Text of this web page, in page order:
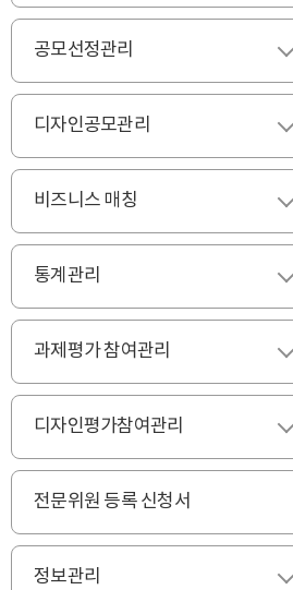
공모선정관리
디자인공모관리
비즈니스 매칭
통계관리
과제평가 참여관리
디자인평가참여관리
전문위원 등록 신청서
정보관리